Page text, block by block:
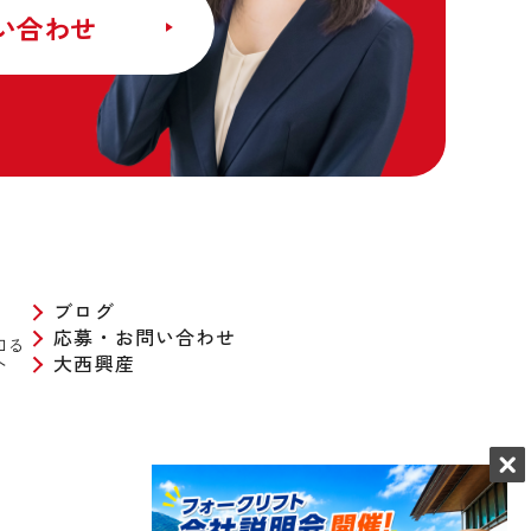
合わせ
ブログ
応募・お問い合わせ
大西興産